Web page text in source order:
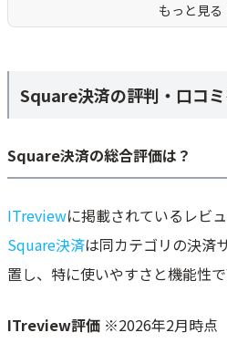
即時入金で資金繰りが改善される
審査・導入のスピードが圧倒的に早い
オフラインになっても決済できる
端末デザインがスタイリッシュでおし
決済処理スピードが業界最速レベル
端末なしでオンライン決済も対応
もっと見る
Square決済の評判・口コ
Square決済の総合評価は？
ITreviewに掲載されているレビ
Square決済は同カテゴリの決済
置し、特に使いやすさと機能性
ITreview評価 ※2026年2月時点